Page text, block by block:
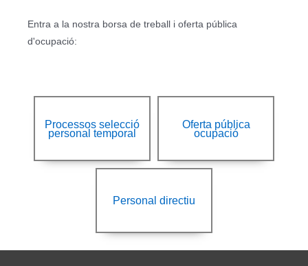
Entra a la nostra borsa de treball i oferta pública
d'ocupació:
Processos selecció
personal temporal
Oferta pública
ocupació
Personal directiu